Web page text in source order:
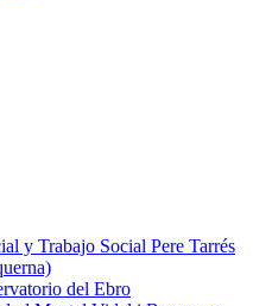
y Trabajo Social Pere Tarrés
del Ebro